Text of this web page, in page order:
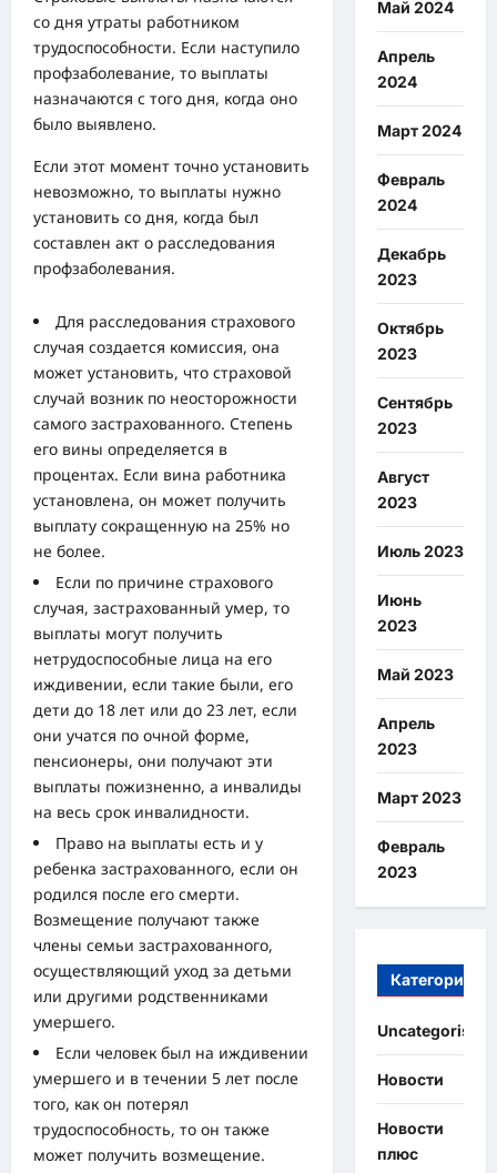
со дня утраты работником
трудоспособности. Если наступило
профзаболевание, то выплаты
назначаются с того дня, когда оно
было выявлено.
Если этот момент точно установить
невозможно, то выплаты нужно
установить со дня, когда был
составлен акт о расследования
профзаболевания.
Для расследования страхового
случая создается комиссия, она
может установить, что страховой
случай возник по неосторожности
самого застрахованного. Степень
его вины определяется в
процентах. Если вина работника
установлена, он может получить
выплату сокращенную на 25% но
не более.
Если по причине страхового
случая, застрахованный умер, то
выплаты могут получить
нетрудоспособные лица на его
иждивении, если такие были, его
дети до 18 лет или до 23 лет, если
они учатся по очной форме,
пенсионеры, они получают эти
выплаты пожизненно, а инвалиды
на весь срок инвалидности.
Право на выплаты есть и у
ребенка застрахованного, если он
родился после его смерти.
Возмещение получают также
члены семьи застрахованного,
осуществляющий уход за детьми
или другими родственниками
умершего.
Если человек был на иждивении
умершего и в течении 5 лет после
того, как он потерял
трудоспособность, то он также
может получить возмещение.
Май 2024
Апрель
2024
Март 2024
Февраль
2024
Декабрь
2023
Октябрь
2023
Сентябрь
2023
Август
2023
Июль 2023
Июнь
2023
Май 2023
Апрель
2023
Март 2023
Февраль
2023
Категории
Uncategorised
Новости
Новости
плюс